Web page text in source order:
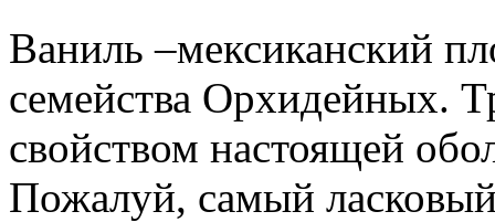
Ваниль –мексиканский
семейства Орхидейных.
свойством настоящей
Пожалуй, самый